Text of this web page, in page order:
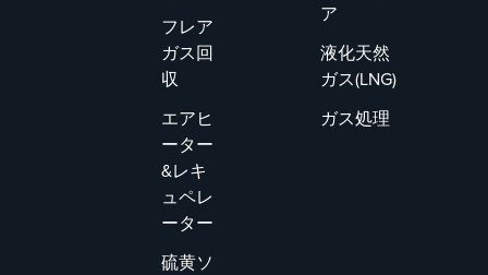
フレア
ガス回
収
エアヒ
ーター
&レキ
ュペレ
ーター
硫黄ソ
ア
液化天然
ガス(LNG)
ガス処理